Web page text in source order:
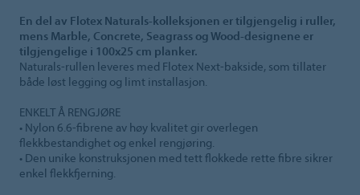
En del av Flotex Naturals-kolleksjonen er tilgjengelig i ruller,
mens Marble, Concrete, Seagrass og Wood-designene er
tilgjengelige i 100x25 cm planker.
Naturals-rullen leveres med Flotex Next-bakside, som tillater
både løst legging og limt installasjon.
ENKELT Å RENGJØRE
• Nylon 6.6-fibrene av høy kvalitet gir overlegen
flekkbestandighet og enkel rengjøring.
• Den unike konstruksjonen med tett flokkede rette fibre sikrer
enkel flekkfjerning.